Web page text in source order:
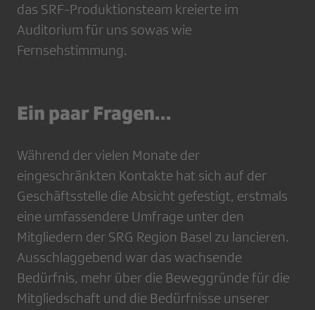
das SRF-Produktionsteam kreierte im
Auditorium für uns sowas wie
Fernsehstimmung.
Ein paar Fragen...
Während der vielen Monate der
eingeschränkten Kontakte hat sich auf der
Geschäftsstelle die Absicht gefestigt, erstmals
eine umfassendere Umfrage unter den
Mitgliedern der SRG Region Basel zu lancieren.
Ausschlaggebend war das wachsende
Bedürfnis, mehr über die Beweggründe für die
Mitgliedschaft und die Bedürfnisse unserer